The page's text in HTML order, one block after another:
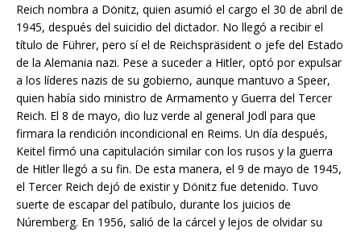
Reich nombra a Dönitz, quien asumió el cargo el 30 de abril de
1945, después del suicidio del dictador. No llegó a recibir el
título de Führer, pero sí el de Reichspräsident o jefe del Estado
de la Alemania nazi. Pese a suceder a Hitler, optó por expulsar
a los líderes nazis de su gobierno, aunque mantuvo a Speer,
quien había sido ministro de Armamento y Guerra del Tercer
Reich. El 8 de mayo, dio luz verde al general Jodl para que
firmara la rendición incondicional en Reims. Un día después,
Keitel firmó una capitulación similar con los rusos y la guerra
de Hitler llegó a su fin. De esta manera, el 9 de mayo de 1945,
el Tercer Reich dejó de existir y Dönitz fue detenido. Tuvo
suerte de escapar del patíbulo, durante los juicios de
Núremberg. En 1956, salió de la cárcel y lejos de olvidar su